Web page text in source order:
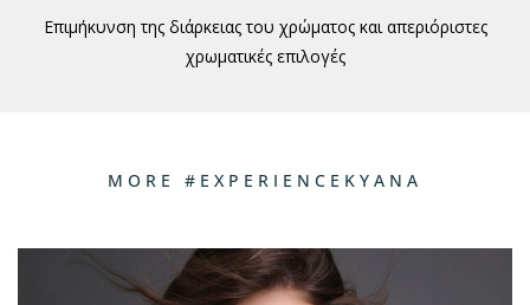
Επιμήκυνση της διάρκειας του χρώματος και απεριόριστες
χρωματικές επιλογές
MORE #EXPERIENCEKYANA